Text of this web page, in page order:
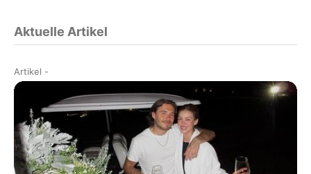
Aktuelle Artikel
Artikel -